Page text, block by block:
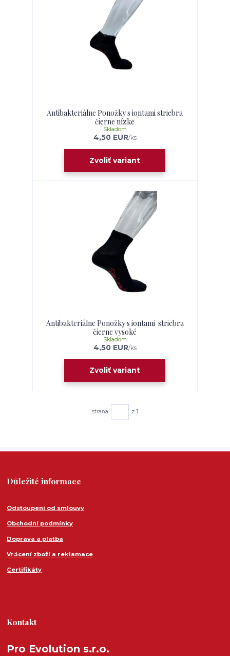
Antibakteriálne Ponožky s iontami striebra
čierne nízke
4,50 EUR/ks
Skladom
Zvoliť variant
Antibakteriálne Ponožky s iontami striebra
čierne vysoké
4,50 EUR/ks
Skladom
Zvoliť variant
strana z 1
Důležité informace
Odstoupení od smlouvy
Obchodní podmínky
Doprava a platba
Vrácení zboží a reklamace
Certifikáty
Kontakt
Pro Evolution s.r.o.